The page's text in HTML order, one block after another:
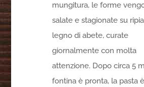
mungitura, le forme
salate e stagionate su
legno di abete, curate
giornalmente con molta
attenzione. Dopo circa 5
fontina è pronta, la pasta è